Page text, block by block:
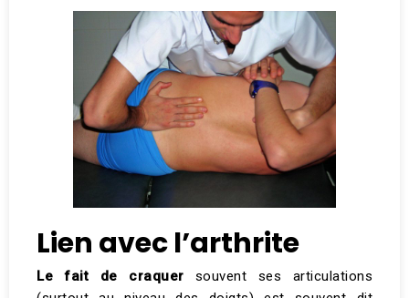
Lien avec l’arthrite
Le fait de craquer souvent ses articulations